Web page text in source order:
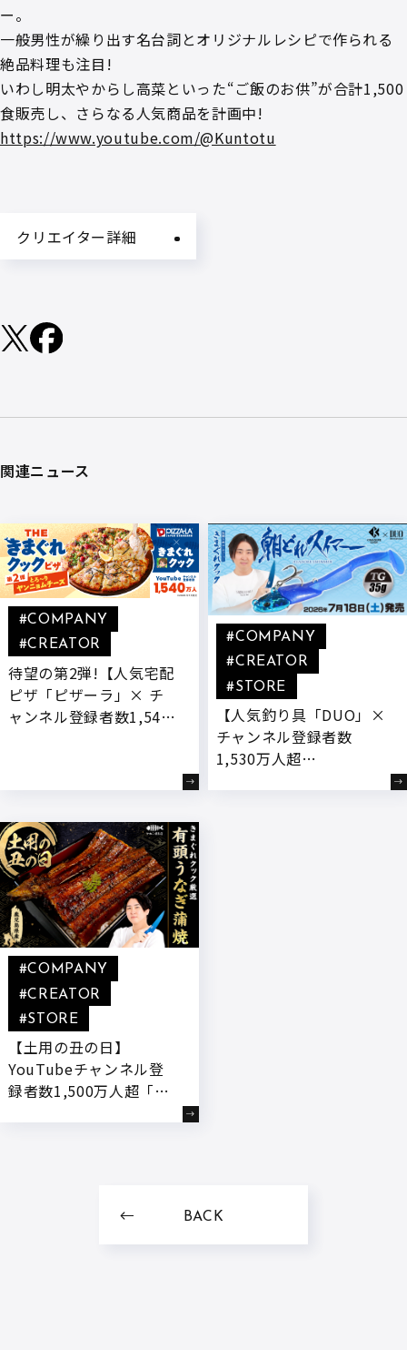
ー。
一般男性が繰り出す名台詞とオリジナルレシピで作られる
絶品料理も注目!
いわし明太やからし高菜といった“ご飯のお供”が合計1,500
食販売し、さらなる人気商品を計画中!
https://www.youtube.com/@Kuntotu
クリエイター詳細
関連ニュース
待望の第2弾!【人気宅配
ピザ「ピザーラ」× チ
ャンネル登録者数1,540
『とろ～りヤンニョムチ
ーズ』付きコラボ商品が
登場
#COMPANY
#CREATOR
【人気釣り具「DUO」×
チャンネル登録者数
1,530万人超
#COMPANY
#CREATOR
#STORE
【土用の丑の日】
YouTubeチャンネル登
録者数1,500万人超「き
有頭うなぎの蒲焼』を7
月3日18:00～予約受付開
#COMPANY
#CREATOR
#STORE
BACK